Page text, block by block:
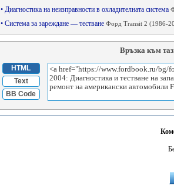
• Диагностика на неизправности в охладителната система
• Система за зареждане — тестване Форд Transit 2 (1986-
Връзка към
HTML
Text
BB Code